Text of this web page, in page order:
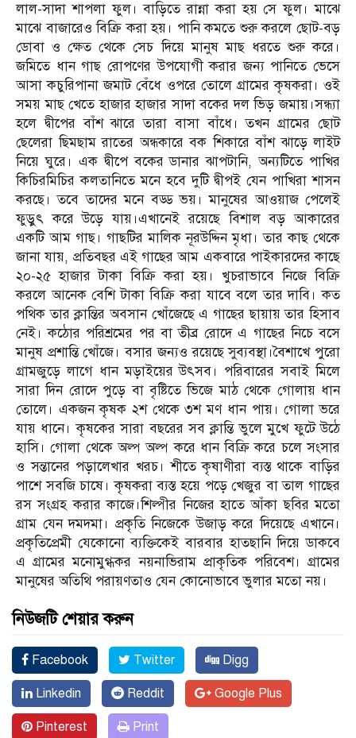
লাল-সাদা শাপলা ফুল। বাড়িতে রান্না করা হয় সে ফুল। মাঝে
মাঝে বাজারেও বিক্রি করা হয়। পানি কমতে শুরু করলে ছোট-বড়
ডোবা ও ক্ষেত থেকে সেচ দিয়ে মানুষ মাছ ধরতে শুরু করে।
জমিতে ধান গাছ রোপণের উপযোগী করার জন্য পানিতে ভেসে
আসা কচুরিপানা জমাট বেঁধে ওপরে তোলে গ্রামের কৃষকরা। ওই
সময় মাছ খেতে হাজার হাজার সাদা বকের দল ভিড় জমায়।সন্ধ্যা
হলে দ্বীপের বাঁশ ঝারে তারা বাসা বাঁধে। তখন গ্রামের ছোট
ছেলেরা ছিমছাম রাতের অন্ধকারে বক শিকারে বাঁশ ঝাড়ে লাইট
নিয়ে ঘুরে। এক দ্বীপে বকের ডানার ঝাপটানি, অন্যটিতে পাখির
কিচিরমিচির কলতানিতে মনে হবে দুটি দ্বীপই যেন পাখিরা শাসন
করছে। তবে তাদের মনে বড্ড ভয়। মানুষের আওয়াজ পেলেই
ফুড়ুৎ করে উড়ে যায়।এখানেই রয়েছে বিশাল বড় আকারের
একটি আম গাছ। গাছটির মালিক নূরউদ্দিন মৃধা। তার কাছ থেকে
জানা যায়, প্রতিবছর এই গাছের আম একবারে পাইকারদের কাছে
২০-২৫ হাজার টাকা বিক্রি করা হয়। খুচরাভাবে নিজে বিক্রি
করলে আনেক বেশি টাকা বিক্রি করা যাবে বলে তার দাবি। কত
পথিক তার ক্লান্তির অবসান খোঁজেছে এ গাছের ছায়ায় তার হিসাব
নেই। কঠোর পরিশ্রমের পর বা তীব্র রোদে এ গাছের নিচে বসে
মানুষ প্রশান্তি খোঁজে। বসার জন্যও রয়েছে সুব্যবস্থা।বৈশাখে পুরো
গ্রামজুড়ে লাগে ধান মড়াইয়ের উৎসব। পরিবারের সবাই মিলে
সারা দিন রোদে পুড়ে বা বৃষ্টিতে ভিজে মাঠ থেকে গোলায় ধান
তোলে। একজন কৃষক ২শ থেকে ৩শ মণ ধান পায়। গোলা ভরে
যায় ধানে। কৃষকের সারা বছরের সব ক্লান্তি ভুলে মুখে ফুটে উঠে
হাসি। গোলা থেকে অল্প অল্প করে ধান বিক্রি করে চলে সংসার
ও সন্তানের পড়ালেখার খরচ। শীতে কৃষাণীরা ব্যস্ত থাকে বাড়ির
পাশে সবজি চাষে। কৃষকরা ব্যস্ত হয়ে পড়ে খেজুর বা তাল গাছের
রস সংগ্রহ করার কাজে।শিল্পীর নিজের হাতে আঁকা ছবির মতো
গ্রাম যেন দমদমা। প্রকৃতি নিজেকে উজাড় করে দিয়েছে এখানে।
প্রকৃতিপ্রেমী যেকোনো ব্যক্তিকেই বারবার হাতছানি দিয়ে ডাকবে
এ গ্রামের মনোমুগ্ধকর নয়নাভিরাম প্রাকৃতিক পরিবেশ। গ্রামের
মানুষের অতিথি পরায়ণতাও যেন কোনোভাবে ভুলার মতো নয়।
নিউজটি শেয়ার করুন
Facebook Twitter Digg
Linkedin Reddit Google Plus
Pinterest Print